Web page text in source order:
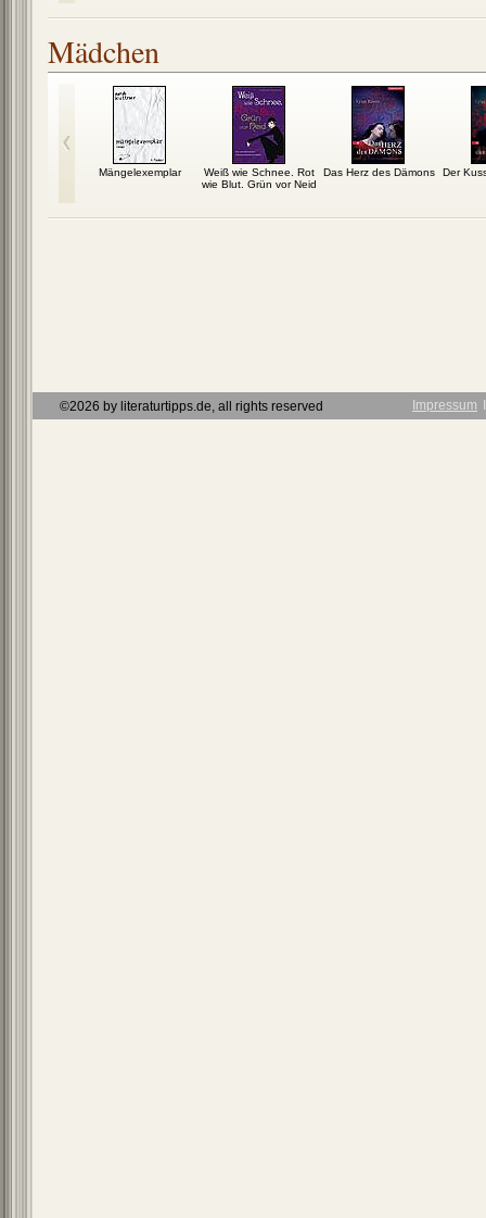
Mädchen
Mängelexemplar
Weiß wie Schnee. Rot
wie Blut. Grün vor Neid
Das Herz des Dämons Der
©2026 by literaturtipps.de, all rights reserved Impressum